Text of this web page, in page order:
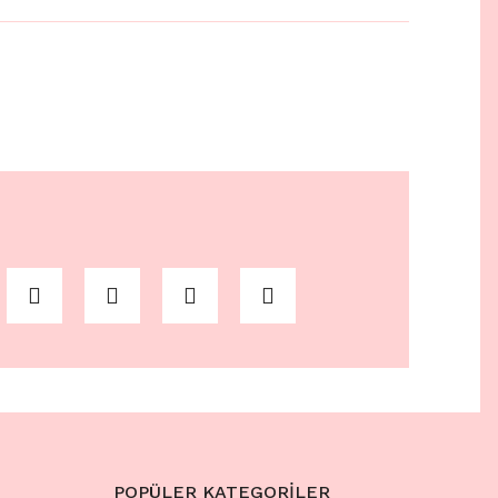
POPÜLER KATEGORİLER